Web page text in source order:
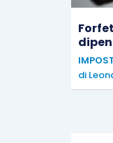
di